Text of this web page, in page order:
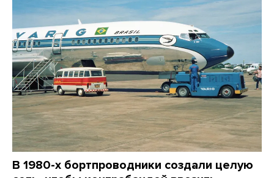
В 1980-х бортпроводники создали целую